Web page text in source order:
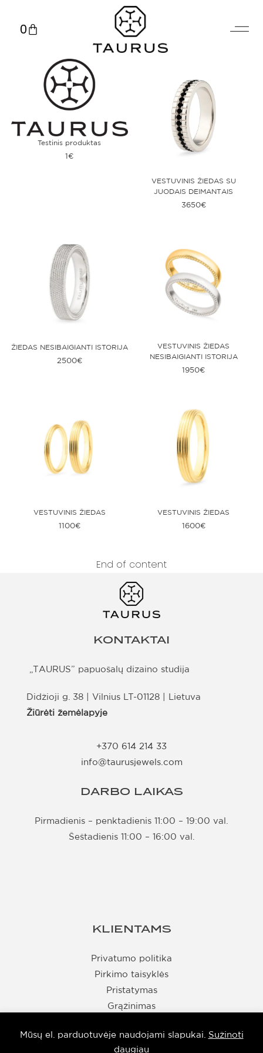
0
Testinis produktas
1€
VESTUVINIS ŽIEDAS SU
JUODAIS DEIMANTAIS
3650€
ŽIEDAS NESIBAIGIANTI ISTORIJA
2500€
VESTUVINIS ŽIEDAS
NESIBAIGIANTI ISTORIJA
1950€
VESTUVINIS ŽIEDAS
1100€
VESTUVINIS ŽIEDAS
1600€
End of content
KONTAKTAI
„TAURUS” papuošalų dizaino studija
Didžioji g. 38 | Vilnius LT-01128 | Lietuva
Žiūrėti žemėlapyje
+370 614 214 33
info@taurusjewels.com
DARBO LAIKAS
Pirmadienis – penktadienis 11:00 – 19:00 val.
Šeštadienis 11:00 – 16:00 val.
KLIENTAMS
Privatumo politika
Pirkimo taisyklės
Pristatymas
Grąžinimas
Mūsų el. parduotuvėje naudojami slapukai. Sužinoti
daugiau